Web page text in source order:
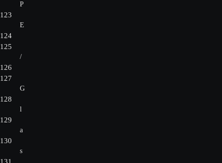
P
123
E
124
125
/
126
127
G
128
l
129
a
130
s